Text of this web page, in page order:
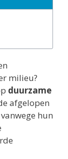
milieu?
duurzame
afgelopen
hun